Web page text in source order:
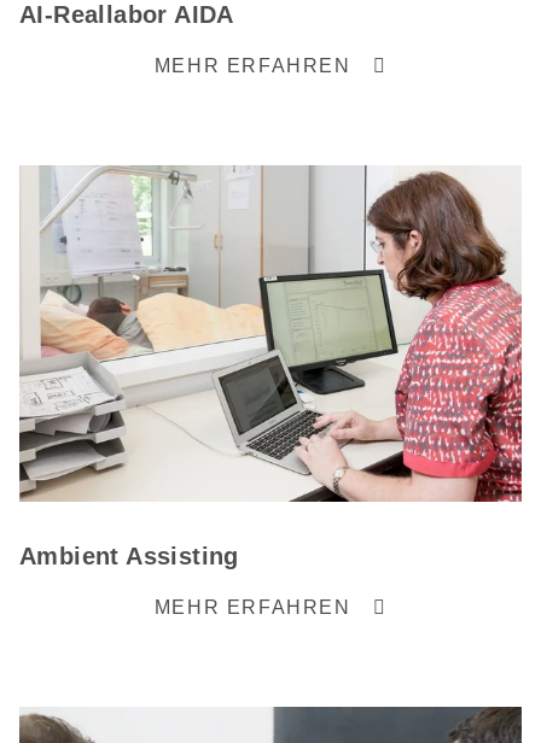
AI-Reallabor AIDA
MEHR ERFAHREN
Ambient Assisting
MEHR ERFAHREN